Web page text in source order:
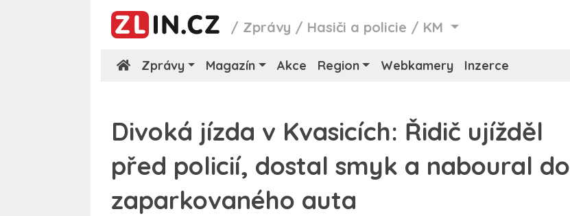
/ Zprávy / Hasiči a policie / KM
Zprávy Magazín Akce Region Webkamery Inzerce
Divoká jízda v Kvasicích: Řidič ujížděl
před policií, dostal smyk a naboural do
zaparkovaného auta